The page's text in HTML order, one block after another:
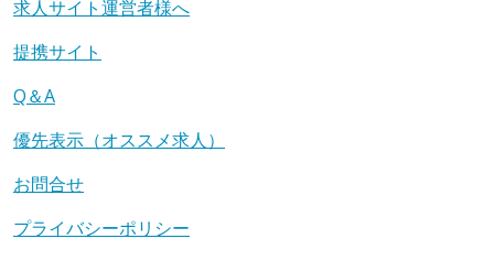
求人サイト運営者様へ
提携サイト
Q＆A
優先表示（オススメ求人）
お問合せ
プライバシーポリシー